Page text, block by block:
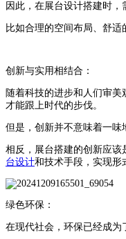
因此，在展台设计搭建时，
比如合理的空间布局、舒适
创新与实用相结合：
随着科技的进步和人们审美
才能跟上时代的步伐。
但是，创新并不意味着一味
相反，展台搭建的创新应该
台设计和技术手段，实现形
绿色环保：
在现代社会，环保已经成为